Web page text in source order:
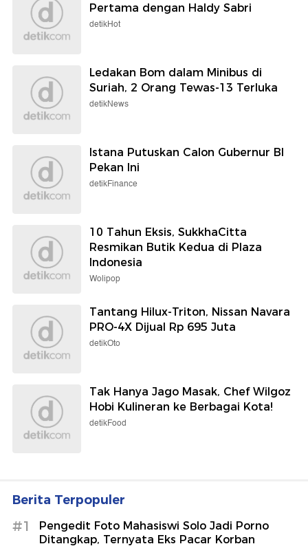
Pertama dengan Haldy Sabri
detikHot
Ledakan Bom dalam Minibus di
Suriah, 2 Orang Tewas-13 Terluka
detikNews
Istana Putuskan Calon Gubernur BI
Pekan Ini
detikFinance
10 Tahun Eksis, SukkhaCitta
Resmikan Butik Kedua di Plaza
Indonesia
Wolipop
Tantang Hilux-Triton, Nissan Navara
PRO-4X Dijual Rp 695 Juta
detikOto
Tak Hanya Jago Masak, Chef Wilgoz
Hobi Kulineran ke Berbagai Kota!
detikFood
Berita Terpopuler
#1
Pengedit Foto Mahasiswi Solo Jadi Porno
Ditangkap, Ternyata Eks Pacar Korban